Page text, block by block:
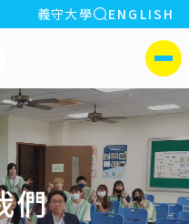
:::
義守大學 全站搜索
ENGLISH
義守大學醫學科學與生物
側選單
們